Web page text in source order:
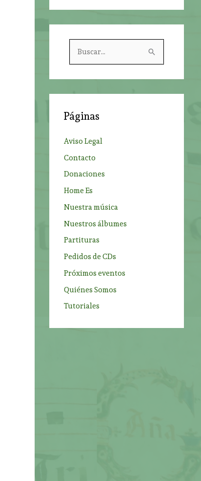
r
:
Páginas
Aviso Legal
Contacto
Donaciones
Home Es
Nuestra música
Nuestros álbumes
Partituras
Pedidos de CDs
Próximos eventos
Quiénes Somos
Tutoriales